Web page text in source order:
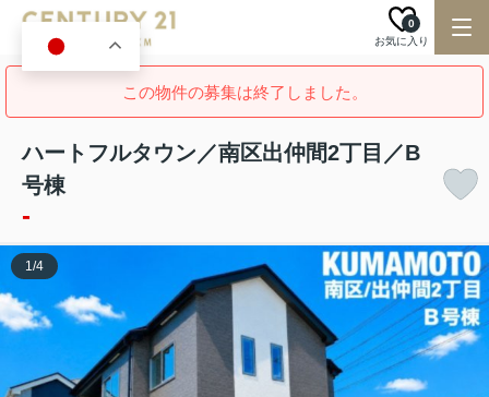
お気に入り
0
この物件の募集は終了しました。
ハートフルタウン／南区出仲間2丁目／B
号棟
-
1/4